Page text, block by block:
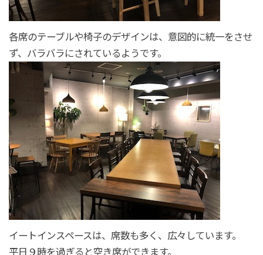
各席のテーブルや椅子のデザインは、意図的に統一をさせ
ず、バラバラにされているようです。
イートインスペースは、席数も多く、広々しています。
平日９時を過ぎると空き席ができます。